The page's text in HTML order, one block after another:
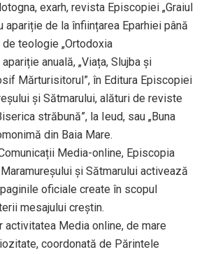
exarh, revista Episcopiei „Graiul
apariție de la înființarea Eparhiei până
teologie „Ortodoxia
anuală, „Viața, Slujba și
Mărturisitorul”, în Editura Episcopiei
și Sătmarului, alături de reviste
străbună”, la Ieud, sau „Buna
din Baia Mare.
Media-online, Episcopia
și Sătmarului activează
oficiale create în scopul
mesajului creștin.
activitatea Media online, de mare
coordonată de Părintele